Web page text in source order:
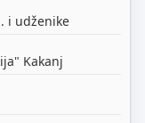
i udženike
Kakanj